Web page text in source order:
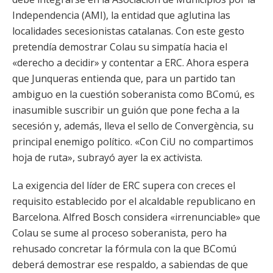
Independencia (AMI), la entidad que aglutina las
localidades secesionistas catalanas. Con este gesto
pretendía demostrar Colau su simpatía hacia el
«derecho a decidir» y contentar a ERC. Ahora espera
que Junqueras entienda que, para un partido tan
ambiguo en la cuestión soberanista como BComú, es
inasumible suscribir un guión que pone fecha a la
secesión y, además, lleva el sello de Convergència, su
principal enemigo político. «Con CiU no compartimos
hoja de ruta», subrayó ayer la ex activista.
La exigencia del líder de ERC supera con creces el
requisito establecido por el alcaldable republicano en
Barcelona. Alfred Bosch considera «irrenunciable» que
Colau se sume al proceso soberanista, pero ha
rehusado concretar la fórmula con la que BComú
deberá demostrar ese respaldo, a sabiendas de que